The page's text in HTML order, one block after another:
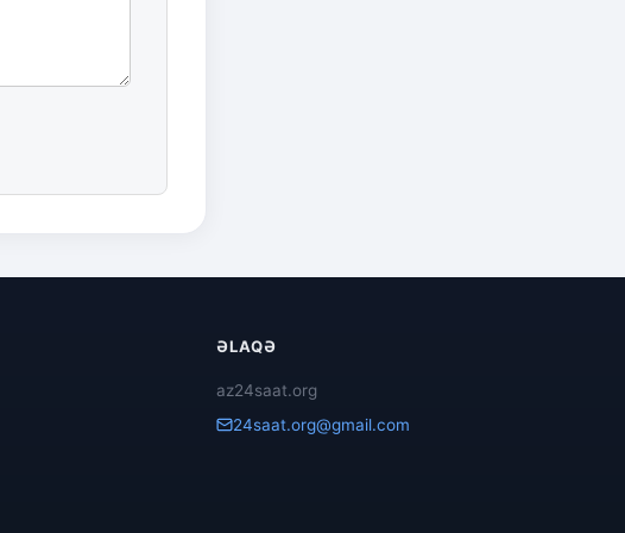
ƏLAQƏ
az24saat.org
24saat.org@gmail.com